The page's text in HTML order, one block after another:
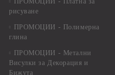
рисуване
ПРОМОЦИИ - Полимерна
глина
ПРОМОЦИИ - Метални
Висулки за Декорация и
Бижута